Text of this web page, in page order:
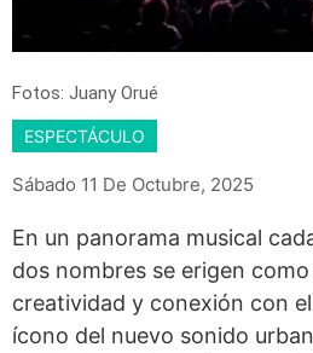
Fotos: Juany Orué
ESPECTÁCULO
Sábado 11 De Octubre, 2025
En un panorama musical
dos nombres se erigen
creatividad y conexión con
ícono del nuevo sonido